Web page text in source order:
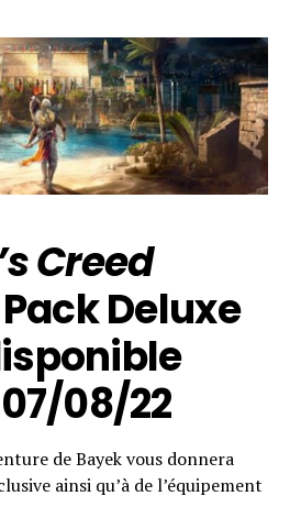
Creed
Pack Deluxe
08/22
de Bayek vous donnera
ainsi qu’à de l’équipement